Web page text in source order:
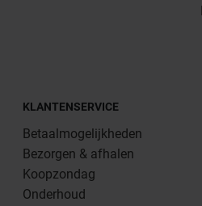
KLANTENSERVICE
Betaalmogelijkheden
Bezorgen & afhalen
Koopzondag
Onderhoud